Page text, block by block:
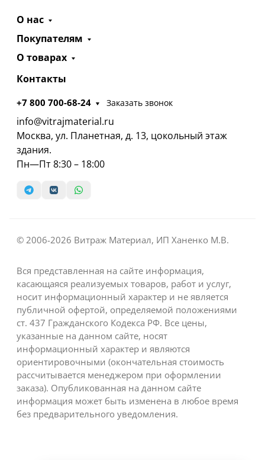
О нас
Покупателям
О товарах
Контакты
+7 800 700-68-24 Заказать звонок
info@vitrajmaterial.ru
Москва, ул. Планетная, д. 13, цокольный этаж
здания.
Пн—Пт 8:30 – 18:00
© 2006-2026 Витраж Материал, ИП Ханенко М.В.
Вся представленная на сайте информация,
касающаяся реализуемых товаров, работ и услуг,
носит информационный характер и не является
публичной офертой, определяемой положениями
ст. 437 Гражданского Кодекса РФ. Все цены,
указанные на данном сайте, носят
информационный характер и являются
ориентировочными (окончательная стоимость
рассчитывается менеджером при оформлении
заказа). Опубликованная на данном сайте
информация может быть изменена в любое время
без предварительного уведомления.